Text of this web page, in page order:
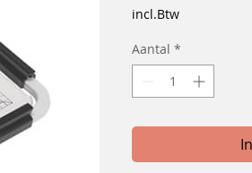
incl.Btw
Aantal *